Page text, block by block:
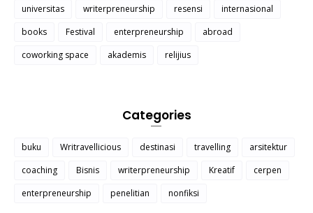
universitas
writerpreneurship resensi
internasional
books
Festival enterpreneurship
abroad
coworking space
akademis relijius
Categories
buku Writravellicious destinasi travelling
arsitektur
coaching
Bisnis writerpreneurship Kreatif
cerpen
enterpreneurship
penelitian nonfiksi